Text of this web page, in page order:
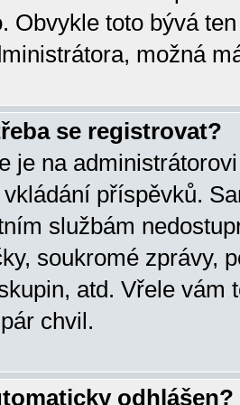
Obvykle toto bývá
možná
se registrovat?
je na
příspěvků.
službám
soukromé zprávy,
atd. Vřele vám
chvil.
odhlášen?